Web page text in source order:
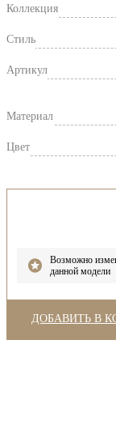
Коллекция
Стиль
Артикул
Материал
Цвет
Возможно
данной модели
ДОБАВИТЬ В